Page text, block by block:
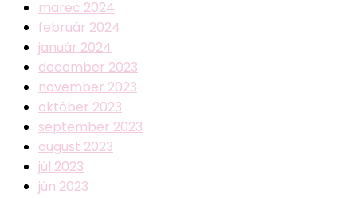
marec 2024
február 2024
január 2024
december 2023
november 2023
október 2023
september 2023
august 2023
júl 2023
jún 2023